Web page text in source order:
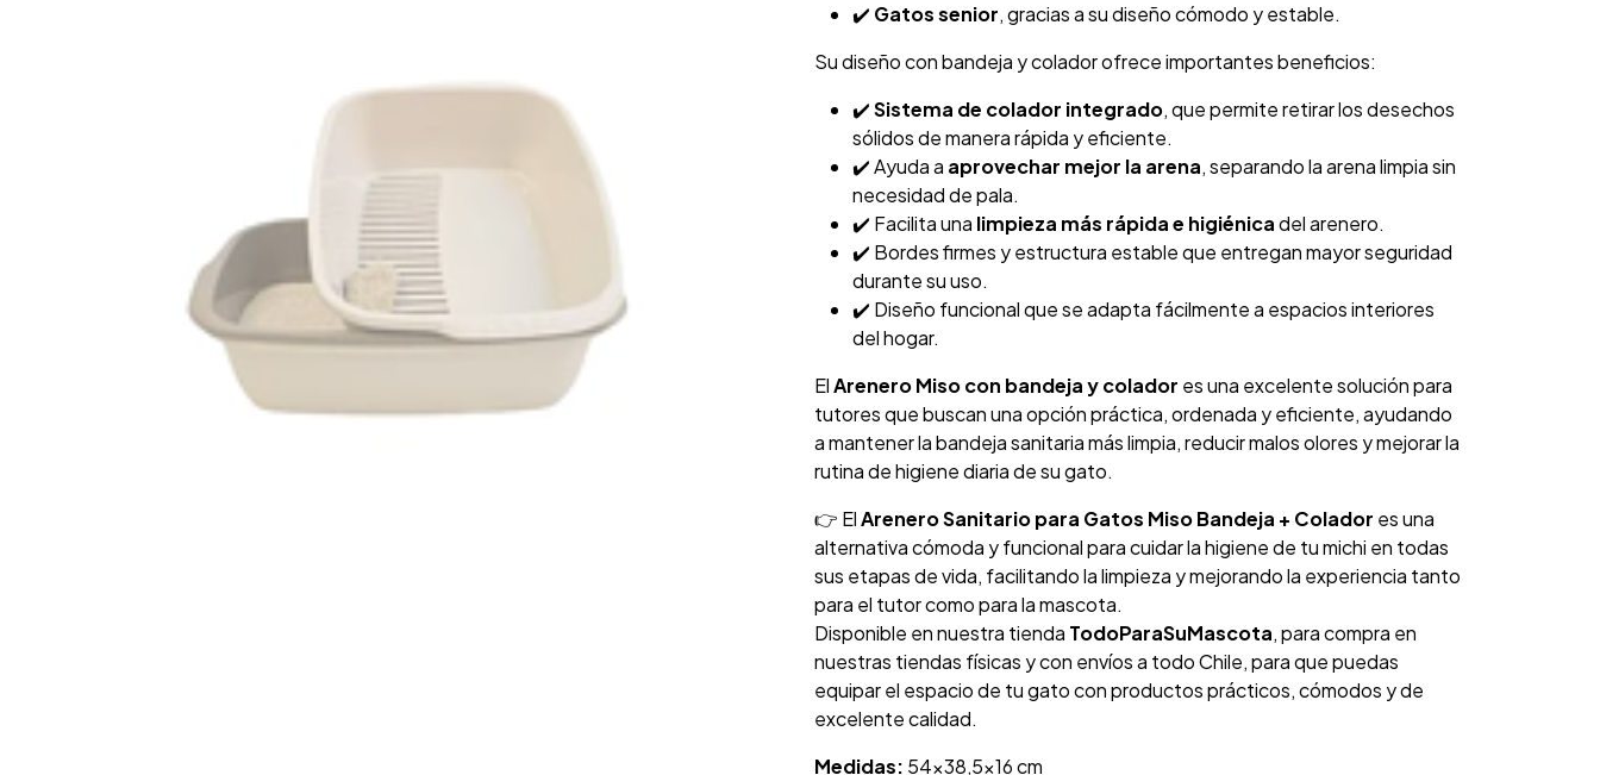
✔️ Gatos senior, gracias a su diseño cómodo y estable.
Su diseño con bandeja y colador ofrece importantes beneficios:
✔️Sistema de colador integrado, que permite retirar los desechos
sólidos de manera rápida y eficiente.
✔️ Ayuda a aprovechar mejor la arena, separando la arena limpia sin
necesidad de pala.
✔️ Facilita una limpieza más rápida e higiénicadel arenero.
✔️ Bordes firmes y estructura estable que entregan mayor seguridad
durante su uso.
✔️ Diseño funcional que se adapta fácilmente a espacios interiores
del hogar.
ElArenero Miso con bandeja y colador es una excelente solución para
tutores que buscan una opción práctica, ordenada y eficiente, ayudando
a mantener la bandeja sanitaria más limpia, reducir malos olores y mejorar la
rutina de higiene diaria de su gato.
👉 ElArenero Sanitario para Gatos Miso Bandeja + Colador es una
alternativa cómoda y funcional para cuidar la higiene de tu michi en todas
sus etapas de vida, facilitando la limpieza y mejorando la experiencia tanto
para el tutor como para la mascota.
Disponible en nuestra tienda TodoParaSuMascota, para compra en
nuestras tiendas físicas y con envíos a todo Chile, para que puedas
equipar el espacio de tu gato con productos prácticos, cómodos y de
excelente calidad.
Medidas: 54x38,5x16 cm